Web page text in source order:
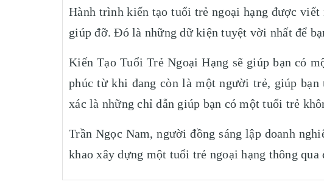
Hành trình kiến tạo tuổi trẻ ngoại hạng được
giúp đỡ. Đó là những dữ kiện tuyệt vời nhất để
Kiến Tạo Tuổi Trẻ Ngoại Hạng sẽ giúp bạn có
phúc từ khi đang còn là một người trẻ, giúp
xác là những chỉ dẫn giúp bạn có một tuổi trẻ
Trần Ngọc Nam, người đồng sáng lập doanh
khao xây dựng một tuổi trẻ ngoại hạng thông qua